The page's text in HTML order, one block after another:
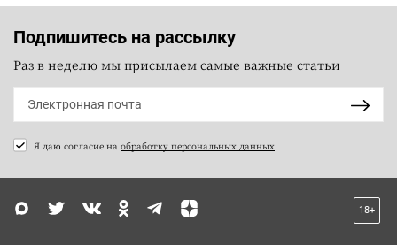
Подпишитесь на рассылку
Раз в неделю мы присылаем самые важные статьи
Я даю согласие на обработку персональных данных
18+